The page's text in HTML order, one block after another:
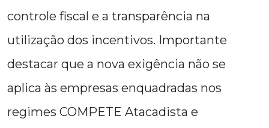
controle fiscal e a transparência na
utilização dos incentivos. Importante
destacar que a nova exigência não se
aplica às empresas enquadradas nos
regimes COMPETE Atacadista e